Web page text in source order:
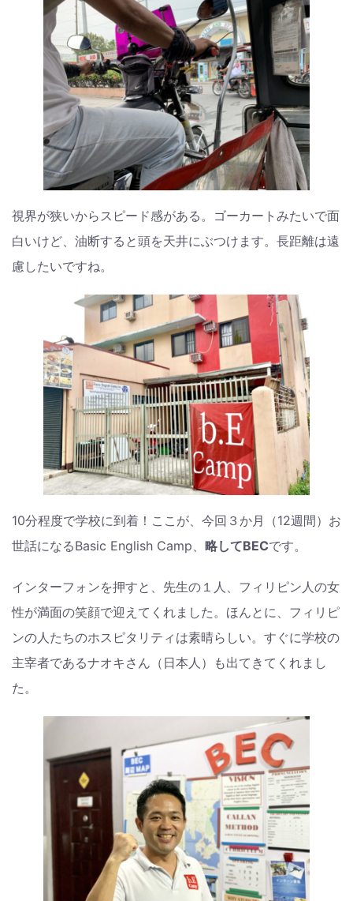
視界が狭いからスピード感がある。ゴーカートみたいで面
白いけど、油断すると頭を天井にぶつけます。長距離は遠
慮したいですね。
10分程度で学校に到着！ここが、今回３か月（12週間）お
世話になるBasic English Camp、 略してBECです。
インターフォンを押すと、先生の１人、フィリピン人の女
性が満面の笑顔で迎えてくれました。ほんとに、フィリピ
ンの人たちのホスピタリティは素晴らしい。すぐに学校の
主宰者であるナオキさん（日本人）も出てきてくれまし
た。